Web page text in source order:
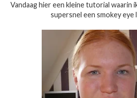
Vandaag hier een kleine tutorial waarin
supersnel een smokey eye